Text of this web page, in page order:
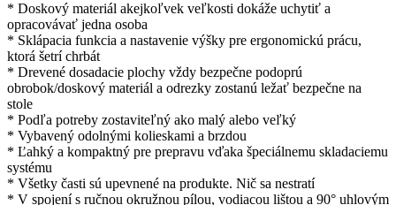
* Doskový materiál akejkoľvek veľkosti dokáže uchytiť a
opracovávať jedna osoba
* Sklápacia funkcia a nastavenie výšky pre ergonomickú prácu,
ktorá šetrí chrbát
* Drevené dosadacie plochy vždy bezpečne podoprú
obrobok/doskový materiál a odrezky zostanú ležať bezpečne na
stole
* Podľa potreby zostaviteľný ako malý alebo veľký
* Vybavený odolnými kolieskami a brzdou
* Ľahký a kompaktný pre prepravu vďaka špeciálnemu skladaciemu
systému
* Všetky časti sú upevnené na produkte. Nič sa nestratí
* V spojení s ručnou okružnou pílou, vodiacou lištou a 90° uhlovým